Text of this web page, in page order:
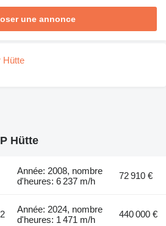
une annonce
Hütte
Hütte
Année: 2008, nombre
d'heures: 6 237 m/h
72 910 €
Année: 2024, nombre
d'heures: 1 471 m/h
440 000 €